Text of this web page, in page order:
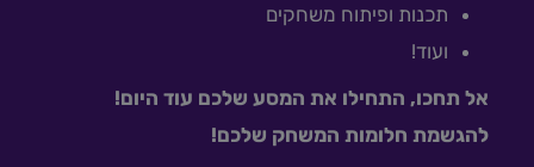
תכנות ופיתוח משחקים
ועוד!
אל תחכו, התחילו את המסע שלכם עוד היום!
להגשמת חלומות המשחק שלכם!